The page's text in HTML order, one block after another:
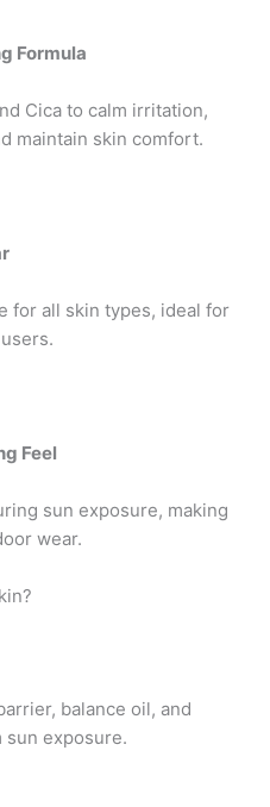
Formula
Cica to calm irritation,
maintain skin comfort.
for all skin types, ideal for
Feel
sun exposure, making
wear.
balance oil, and
exposure.